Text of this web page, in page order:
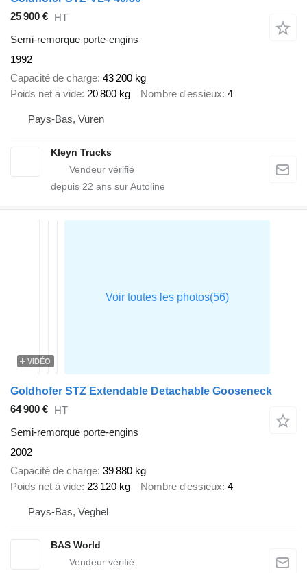
25 900 € HT
Semi-remorque porte-engins
1992
Capacité de charge 43 200 kg
Poids net à vide 20 800 kg Nombre d'essieux 4
Pays-Bas, Vuren
Kleyn Trucks
depuis 22 ans sur Autoline
VIDÉO
Goldhofer STZ Extendable Detachable Gooseneck
64 900 € HT
Semi-remorque porte-engins
2002
Capacité de charge 39 880 kg
Poids net à vide 23 120 kg Nombre d'essieux 4
Pays-Bas, Veghel
BAS World